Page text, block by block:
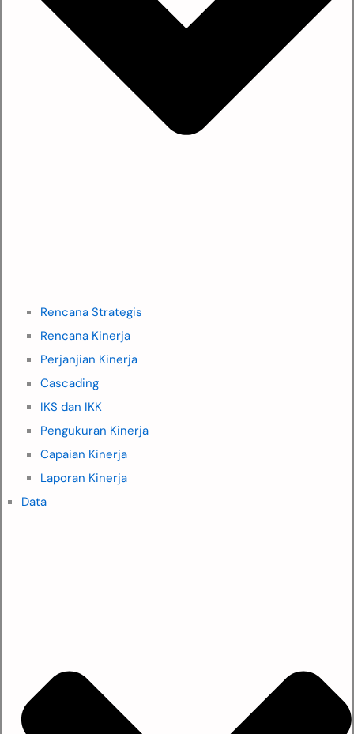
Rencana Strategis
Rencana Kinerja
Perjanjian Kinerja
Cascading
IKS dan IKK
Pengukuran Kinerja
Capaian Kinerja
Laporan Kinerja
Data